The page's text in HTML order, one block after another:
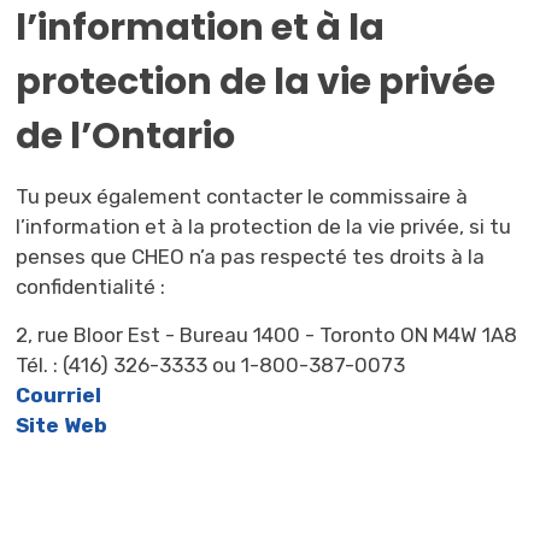
l’information et à la
protection de la vie privée
de l’Ontario
Tu peux également contacter le commissaire à
l’information et à la protection de la vie privée, si tu
penses que CHEO n’a pas respecté tes droits à la
confidentialité :
2, rue Bloor Est - Bureau 1400 - Toronto ON M4W 1A8
Tél. : (416) 326-3333 ou 1-800-387-0073
Courriel
Site Web